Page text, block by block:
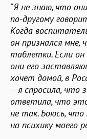
"Я не знаю, что
по-другому
Когда
он признался
таблетки. Если
они его
хочет домой, в
– я спросила, что
ответила, что
не так. Боюсь,
на психику моего